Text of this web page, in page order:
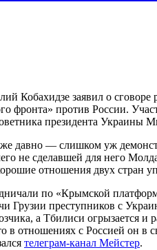
Кобахидзе заявил о
против России.
президента Украины
давно — слишком уж
не сделавшей для него
отношения двух стран
по «Крымской
Грузии преступников с
а Тбилиси огрызается
отношениях с Россией он в
телеграм-канал Мейстер.